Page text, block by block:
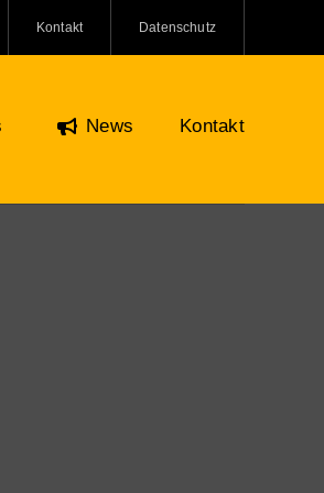
Kontakt Datenschutz
News Kontakt